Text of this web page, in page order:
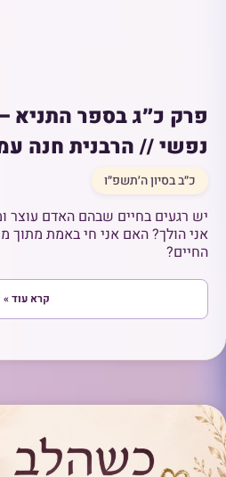
פרק כ״ג בספר התניא
נפשי // הרבנית חנה
כ״ב בסיון ה׳תשפ״ו
יש רגעים בחיים שבהם האדם עוצר
אני הולך? האם אני חי באמת מתוך
החיים?
קרא עוד »